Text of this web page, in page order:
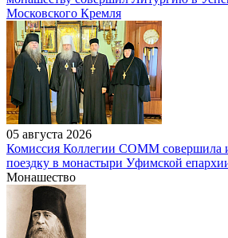
Московского Кремля
05 августа 2026
Комиссия Коллегии СОММ совершила
поездку в монастыри Уфимской
Монашество